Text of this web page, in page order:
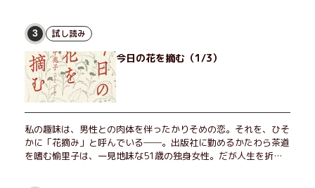
3 試し読み
今日の花を摘む（1/3）
私の趣味は、男性との肉体を伴ったかりそめの恋。それを、ひそ
かに「花摘み」と呼んでいる──。出版社に勤めるかたわら茶道
を嗜む愉里子は、一見地味な51歳の独身女性。だが人生を折り